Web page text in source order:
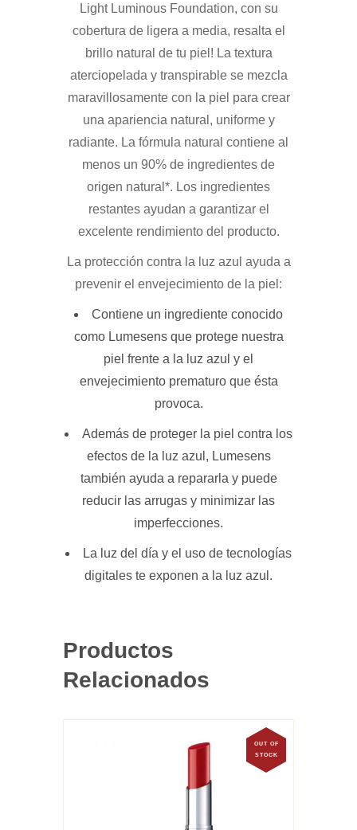
Light Luminous Foundation, con su
cobertura de ligera a media, resalta el
brillo natural de tu piel! La textura
aterciopelada y transpirable se mezcla
maravillosamente con la piel para crear
una apariencia natural, uniforme y
radiante. La fórmula natural contiene al
menos un 90% de ingredientes de
origen natural*. Los ingredientes
restantes ayudan a garantizar el
excelente rendimiento del producto.
La protección contra la luz azul ayuda a
prevenir el envejecimiento de la piel:
Contiene un ingrediente conocido
como Lumesens que protege nuestra
piel frente a la luz azul y el
envejecimiento prematuro que ésta
provoca.
Además de proteger la piel contra los
efectos de la luz azul, Lumesens
también ayuda a repararla y puede
reducir las arrugas y minimizar las
imperfecciones.
La luz del día y el uso de tecnologías
digitales te exponen a la luz azul.
Productos
Relacionados
OUT OF
STOCK